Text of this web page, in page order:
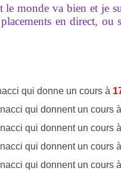
le monde va bien et
en direct, ou
qui donne un cours à
qui donnent un cours à
qui donnent un cours à
qui donnent un cours à
qui donnent un cours à